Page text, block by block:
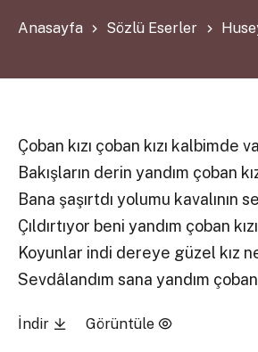
Anasayfa Sözlü Eserler
Çoban kızı çoban kızı kalbimde
Bakışların derin yandım çoban
Bana şaşırtdı yolumu kavalının
Çıldırtıyor beni yandım çoban kızı
Koyunlar indi dereye güzel kız
Sevdâlandım sana yandım çoban
İndir Görüntüle